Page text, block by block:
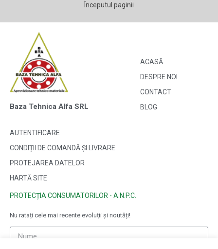
Începutul paginii
Baza Tehnica Alfa SRL
ACASĂ
DESPRE NOI
CONTACT
BLOG
AUTENTIFICARE
CONDIȚII DE COMANDĂ ȘI LIVRARE
PROTEJAREA DATELOR
HARTĂ SITE
PROTECȚIA CONSUMATORILOR - A.N.P.C.
Nu ratați cele mai recente evoluții și noutăți!